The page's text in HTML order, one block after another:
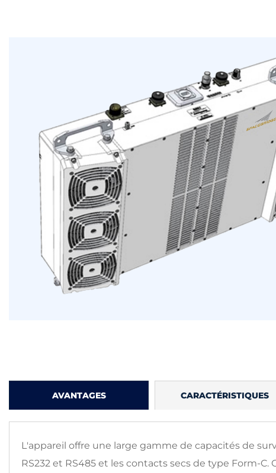
AVANTAGES CARACTÉRISTIQUES
L'appareil offre une large gamme de capacités de
RS232 et RS485 et les contacts secs de type Form-C.